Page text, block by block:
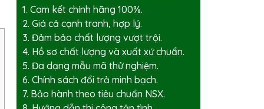
1. Cam kết chính hãng 100%.
2. Giá cả cạnh tranh, hợp lý.
3. Đảm bảo chất lượng vượt trội.
4. Hồ sơ chất lượng và xuất xứ chuẩn.
5. Đa dạng mẫu mã thử nghiệm.
6. Chính sách đổi trả minh bạch.
7. Bảo hành theo tiêu chuẩn NSX.